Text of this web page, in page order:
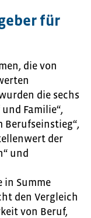
für
die von
die sechs
Familie“,
Berufseinstieg“,
der
und
in Summe
den Vergleich
von Beruf,